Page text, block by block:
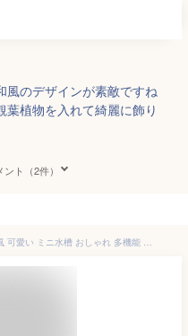
風のデザインが素敵ですね
葉植物を入れて綺麗に飾り
ト（2件）
34cm 金魚鉢 ガラス製 透明 丸 鉢 和風 可愛い ミニ水槽 おしゃれ 多機能 観葉植物を入れて 万能ガラス容器 大容量 金魚 ベタ メダカ アカヒレなど 砂あび 砂場 砂あそび